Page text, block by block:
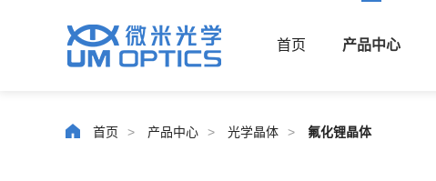
首页 产品中心
首页 > 产品中心 > 光学晶体 > 氟化锂晶体